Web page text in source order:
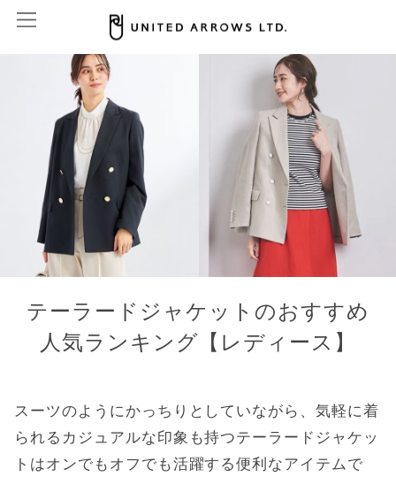
テーラードジャケットのおすすめ
人気ランキング【レディース】
スーツのようにかっちりとしていながら、気軽に着
られるカジュアルな印象も持つテーラードジャケッ
トはオンでもオフでも活躍する便利なアイテムで